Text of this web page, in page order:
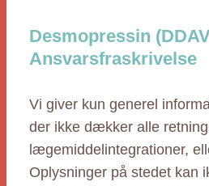
Desmopressin
Ansvarsfraskrivelse
Vi giver kun generel
der ikke dækker alle
lægemiddelintegrationer,
Oplysninger på stedet kan